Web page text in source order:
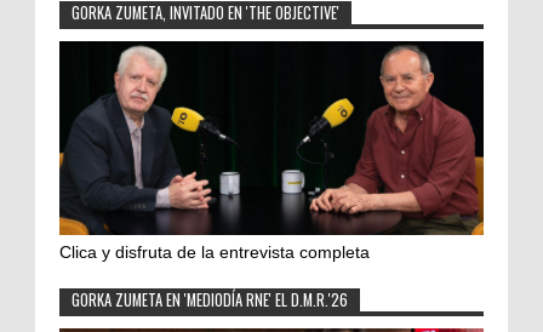
GORKA ZUMETA, INVITADO EN 'THE OBJECTIVE'
Clica y disfruta de la entrevista completa
GORKA ZUMETA EN 'MEDIODÍA RNE' EL D.M.R.'26